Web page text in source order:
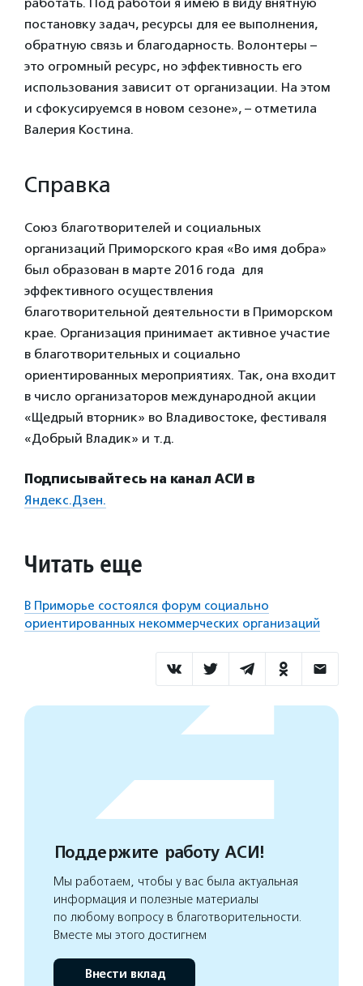
постановку задач, ресурсы для ее выполнения,
обратную связь и благодарность. Волонтеры –
это огромный ресурс, но эффективность его
использования зависит от организации. На этом
и сфокусируемся в новом сезоне», – отметила
Валерия Костина.
Справка
Союз благотворителей и социальных
организаций Приморского края «Во имя добра»
был образован в марте 2016 года для
эффективного осуществления
благотворительной деятельности в Приморском
крае. Организация принимает активное участие
в благотворительных и социально
ориентированных мероприятиях. Так, она входит
в число организаторов международной акции
«Щедрый вторник» во Владивостоке, фестиваля
«Добрый Владик» и т.д.
Подписывайтесь на канал АСИ в
Яндекс.Дзен.
Читать еще
В Приморье состоялся форум социально
ориентированных некоммерческих организаций
Поддержите работу АСИ!
Мы работаем, чтобы у вас была актуальная
информация и полезные материалы
по любому вопросу в благотворительности.
Вместе мы этого достигнем
Внести вклад